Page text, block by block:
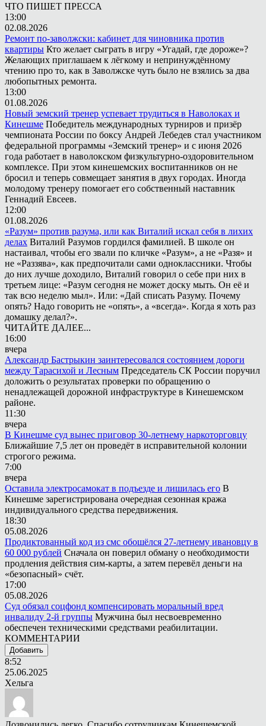
ЧТО ПИШЕТ ПРЕССА
13:00
02.08.2026
Ремонт по-заволжски: кабинет для чиновника против
квартиры Кто желает сыграть в игру «Угадай, где дороже»?
Желающих приглашаем к лёгкому и непринуждённому
чтению про то, как в Заволжске чуть было не взялись за два
любопытных ремонта.
13:00
01.08.2026
Новый земский тренер успевает трудиться в Наволоках и
Кинешме Победитель международных турниров и призёр
чемпионата России по боксу Андрей Лебедев стал участником
федеральной программы «Земский тренер» и с июня 2026
года работает в наволокском физкультурно-оздоровительном
комплексе. При этом кинешемских воспитанников он не
бросил и теперь совмещает занятия в двух городах. Иногда
молодому тренеру помогает его собственный наставник
Геннадий Евсеев.
12:00
01.08.2026
«Разум» против разума, или как Виталий искал себя в лихих
делах Виталий Разумов гордился фамилией. В школе он
настаивал, чтобы его звали по кличке «Разум», а не «Разя» и
не «Раззява», как предпочитали сами одноклассники. Чтобы
до них лучше доходило, Виталий говорил о себе при них в
третьем лице: «Разум сегодня не может доску мыть. Он её и
так всю неделю мыл». Или: «Дай списать Разуму. Почему
опять? Надо говорить не «опять», а «всегда». Когда я хоть раз
домашку делал?».
ЧИТАЙТЕ ДАЛЕЕ...
16:00
вчера
Александр Бастрыкин заинтересовался состоянием дороги
между Тарасихой и Лесным Председатель СК России поручил
доложить о результатах проверки по обращению о
ненадлежащей дорожной инфраструктуре в Кинешемском
районе.
11:30
вчера
В Кинешме суд вынес приговор 30-летнему наркоторговцу
Ближайшие 7,5 лет он проведёт в исправительной колонии
строгого режима.
7:00
вчера
Оставила электросамокат в подъезде и лишилась его В
Кинешме зарегистрирована очередная сезонная кража
индивидуального средства передвижения.
18:30
05.08.2026
Продиктованный код из смс обошёлся 27-летнему ивановцу в
60 000 рублей Сначала он поверил обману о необходимости
продления действия сим-карты, а затем перевёл деньги на
«безопасный» счёт.
17:00
05.08.2026
Суд обязал соцфонд компенсировать моральный вред
инвалиду 2-й группы Мужчина был несвоевременно
обеспечен техническими средствами реабилитации.
КОММЕНТАРИИ
Добавить
8:52
25.06.2025
Хельга